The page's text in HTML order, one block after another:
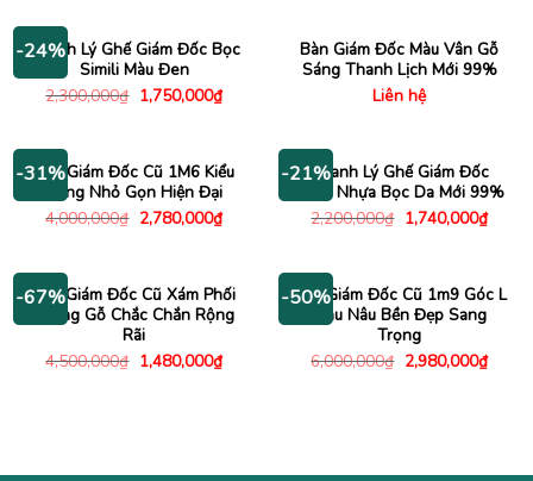
-24%
Thanh Lý Ghế Giám Đốc Bọc
Simili Màu Đen
2,300,000₫ Giá
gốc
1,750,000₫Giá
hiện
1,750,000₫.
Bàn Giám Đốc Màu Vân Gỗ
Sáng Thanh Lịch Mới 99%
Liên hệ
-31%
Bàn Giám Đốc Cũ 1M6 Kiểu
Dáng Nhỏ Gọn Hiện Đại
4,000,000₫ Giá
gốc
2,780,000₫Giá
hiện
2,780,000₫.
-21%Thanh Lý Ghế Giám Đốc
Chân Nhựa Bọc Da Mới 99%
2,200,000₫ Giá
gốc
1,740,000₫Giá
hiện
-67%
Bàn Giám Đốc Cũ Xám Phối
Khung Gỗ Chắc Chắn Rộng
Rãi
4,500,000₫ Giá
gốc
1,480,000₫Giá
hiện
-50%
Bàn Giám Đốc Cũ 1m9 Góc L
Màu Nâu Bền Đẹp Sang
Trọng
6,000,000₫ Giá
gốc
2,980,000₫Giá
hiện